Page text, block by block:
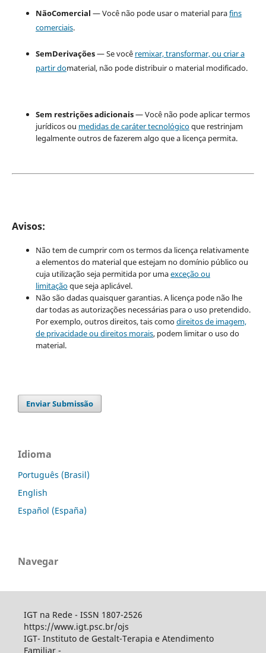
NãoComercial — Você não pode usar o material parafins
comerciais.
SemDerivações— Se você remixar, transformar, ou criar a
partir domaterial, não pode distribuir o material modificado.
Sem restrições adicionais— Você não pode aplicar termos
jurídicos ou medidas de caráter tecnológicoque restrinjam
legalmente outros de fazerem algo que a licença permita.
Avisos:
Não tem de cumprir com os termos da licença relativamente
a elementos do material que estejam no domínio público ou
cuja utilização seja permitida por umaexceção ou
limitaçãoque seja aplicável.
Não são dadas quaisquer garantias. A licença pode não lhe
dar todas as autorizações necessárias para o uso pretendido.
Por exemplo, outros direitos, tais comodireitos de imagem,
de privacidade ou direitos morais, podem limitar o uso do
material.
Enviar Submissão
Idioma
Português (Brasil)
English
Español (España)
Navegar
IGT na Rede - ISSN 1807-2526
https://www.igt.psc.br/ojs
IGT- Instituto de Gestalt-Terapia e Atendimento
Familiar -